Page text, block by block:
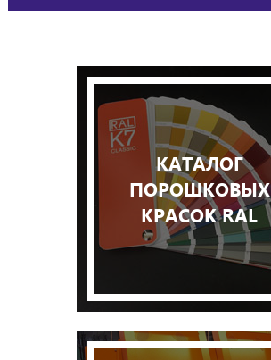
КАТАЛОГ
ПОРОШКОВЫХ
КРАСОК RAL